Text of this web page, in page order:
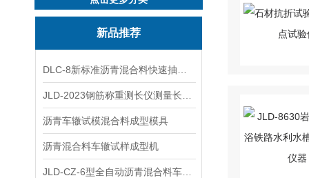
新品推荐
沥青车辙试模混合料成型模具
沥青混合料车辙试样成型机